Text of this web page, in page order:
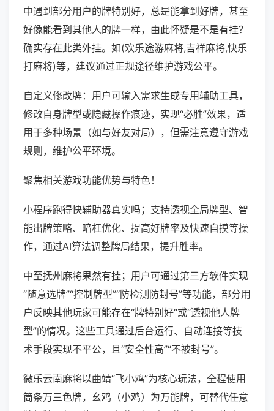
中遇到部分用户的牌特别好，总是能拿到好牌，甚至
好像能看到其他人的牌一样，由此怀疑是不是有挂？
确实存在此类外挂。如(欢乐途游麻将,吉祥麻将,快乐
打麻将)等，建议通过正规途径维护游戏公平。
自定义修改牌：用户可输入需求生成专用辅助工具，
修改自身牌型或隐藏操作痕迹，实现“必胜”效果，适
用于多种场景（如与好友对局），但需注意遵守游戏
规则，维护公平环境。
聚焦相关游戏功能优势与特色！
小程序跑得快辅助器真实吗；支持透视全局牌型、智
能出牌策略、暗杠优化、提高好牌率及快速自摸等操
作，通过AI算法调整牌局结果，提升胜率。
中至抚州麻将果然有挂；用户可通过第三方软件实现
“随意选牌”“控制牌型”“防检测防封号”等功能，部分用
户反映其他玩家可能存在“牌特别好”或“透视他人牌
型”的情况。这些工具通过后台运行、自动连接等技
术手段实现不平公，且“安全性高”“不被封号”。
微乐云南麻将以曲靖“飞小鸡”为核心玩法，全程使用
筒条万三色牌，幺鸡（小鸡）为万能牌，可替代任意